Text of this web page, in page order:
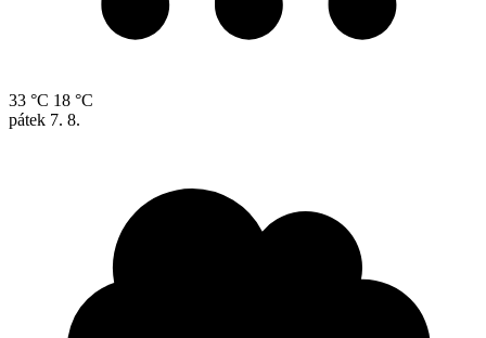
33 °C 18 °C
pátek 7. 8.